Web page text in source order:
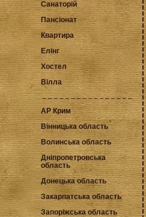
Санаторій
Пансіонат
Квартира
Елінг
Хостел
Вілла
АР Крим
Вінницька область
Волинська область
Дніпропетровська
область
Донецька область
Закарпатська область
Запоріжська область